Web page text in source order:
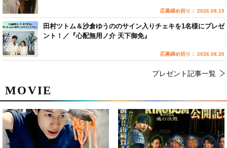
MOVIE
応募締め切り： 2026.08.15
田村ツトム＆沙倉ゆうののサイン入りチェキを1名様にプレゼ
ント！／『心配無用ノ介 天下御免』
応募締め切り： 2026.08.20
プレゼント記事一覧